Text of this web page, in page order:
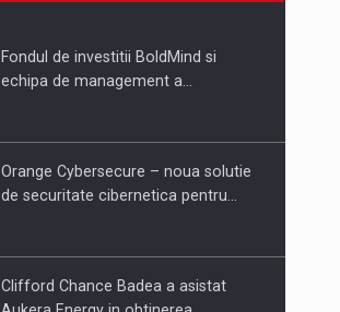
PUTTING ROMANIAN CORPORATE
Fondul de investitii BoldMind si
echipa de management a…
Orange Cybersecure – noua solutie
de securitate cibernetica pentru…
Clifford Chance Badea a asistat